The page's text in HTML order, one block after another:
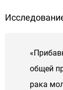
общей
рака